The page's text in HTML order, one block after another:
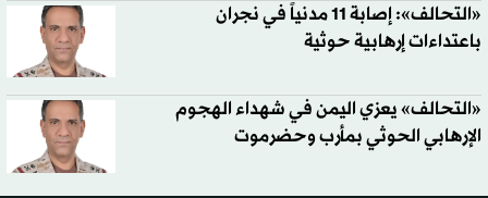
«التحالف»: إصابة 11 مدنياً في نجران
باعتداءات إرهابية حوثية
«التحالف» يعزي اليمن في شهداء الهجوم
الإرهابي الحوثي بمأرب وحضرموت